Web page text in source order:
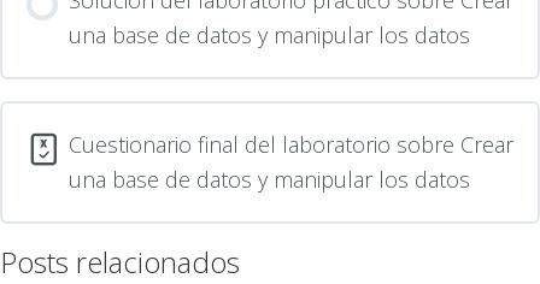
una base de datos y manipular los datos
Cuestionario final del laboratorio sobre Crear
una base de datos y manipular los datos
Posts relacionados